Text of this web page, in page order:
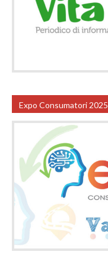
Expo Consumatori 2025